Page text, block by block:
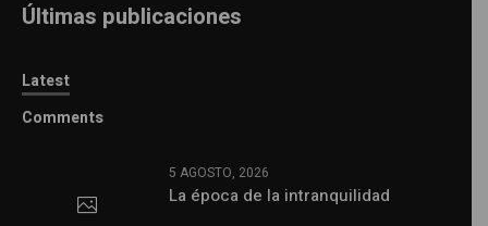
Últimas publicaciones
Latest
Comments
5 AGOSTO, 2026
La época de la intranquilidad